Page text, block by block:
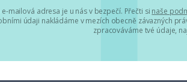
e-mailová adresa je u nás v bezpečí. Přečti si naše
údaji nakládáme v mezích obecně závazných
zpracováváme tvé údaje,